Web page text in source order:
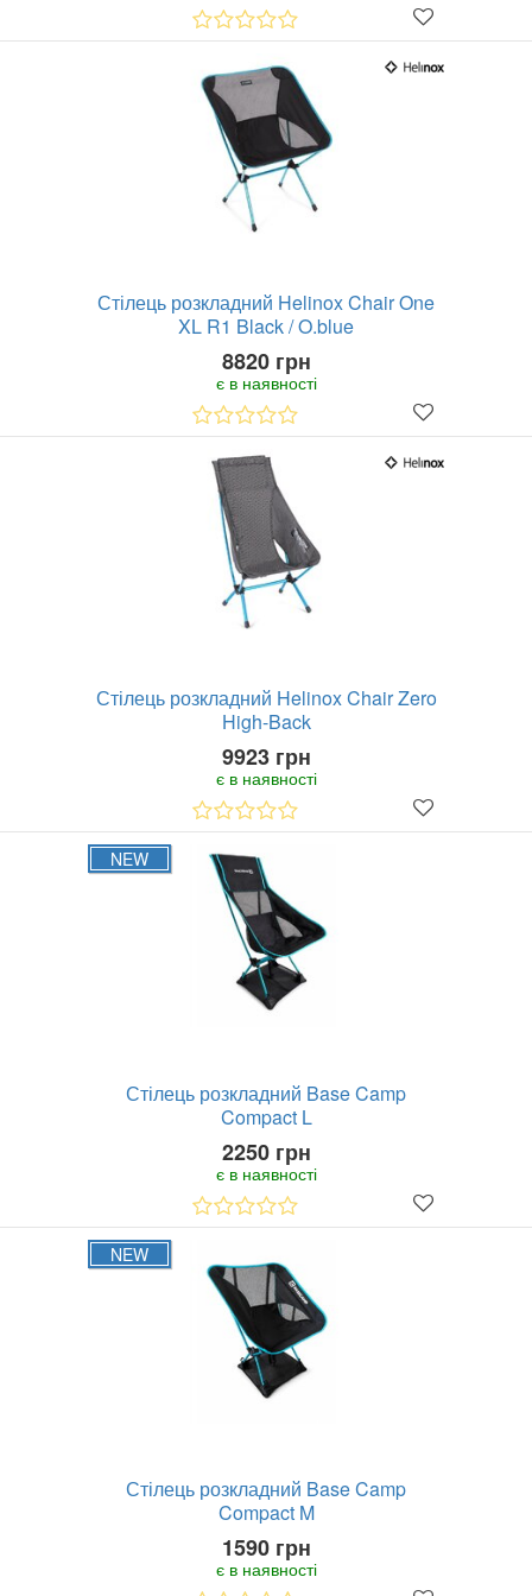
Стілець розкладний Helinox Chair One
XL R1 Black / O.blue
8820 грн
є в наявності
Стілець розкладний Helinox Chair Zero
High-Back
9923 грн
є в наявності
NEW
Стілець розкладний Base Camp
Compact L
2250 грн
є в наявності
NEW
Стілець розкладний Base Camp
Compact M
1590 грн
є в наявності